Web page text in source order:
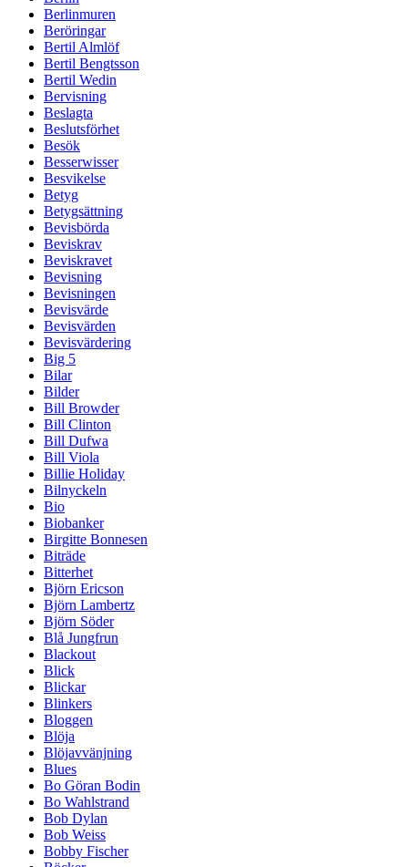
Berlinmuren
Beröringar
Bertil Almlöf
Bertil Bengtsson
Bertil Wedin
Bervisning
Beslagta
Beslutsförhet
Besök
Besserwisser
Besvikelse
Betyg
Betygsättning
Bevisbörda
Beviskrav
Beviskravet
Bevisning
Bevisningen
Bevisvärde
Bevisvärden
Bevisvärdering
Big 5
Bilar
Bilder
Bill Browder
Bill Clinton
Bill Dufwa
Bill Viola
Billie Holiday
Bilnyckeln
Bio
Biobanker
Birgitte Bonnesen
Biträde
Bitterhet
Björn Ericson
Björn Lambertz
Björn Söder
Blå Jungfrun
Blackout
Blick
Blickar
Blinkers
Bloggen
Blöja
Blöjavvänjning
Blues
Bo Göran Bodin
Bo Wahlstrand
Bob Dylan
Bob Weiss
Bobby Fischer